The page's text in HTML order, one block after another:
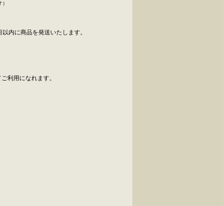
内に商品を発送いたします。
利用になれます。